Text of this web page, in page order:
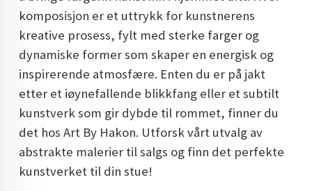
DOPAMIN DECOR NORGE
DOPAMIN DECOR NORGE
komposisjon er et uttrykk for kunstnerens
kreative prosess, fylt med sterke farger og
dynamiske former som skaper en energisk og
inspirerende atmosfære. Enten du er på jakt
etter et iøynefallende blikkfang eller et subtilt
kunstverk som gir dybde til rommet, finner du
det hos Art By Hakon. Utforsk vårt utvalg av
abstrakte malerier til salgs og finn det perfekte
kunstverket til din stue!